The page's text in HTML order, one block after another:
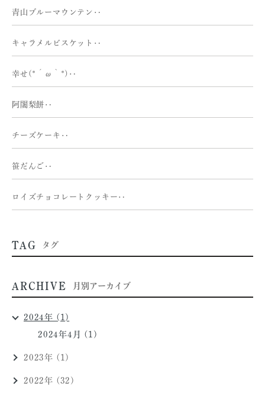
青山ブルーマウンテン‥
キャラメルビスケット‥
幸せ(*´ω｀*)‥
阿闍梨餅‥
チーズケーキ‥
笹だんご‥
ロイズチョコレートクッキー‥
TAG タグ
ARCHIVE 月別アーカイブ
2024年 (1)
2024年4月 (1)
2023年 (1)
2022年 (32)